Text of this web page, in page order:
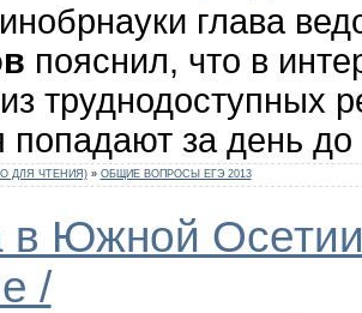
глава
пояснил, что в
труднодоступных
попадают за день до
ДЛЯ ЧТЕНИЯ) » ОБЩИЕ ВОПРОСЫ ЕГЭ 2013
в Южной
/